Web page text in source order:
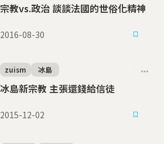
宗教vs.政治 談談法國的世俗化精神
2016-08-30
冰島新宗教 主張還錢給信徒
zuism 冰島
2015-12-02